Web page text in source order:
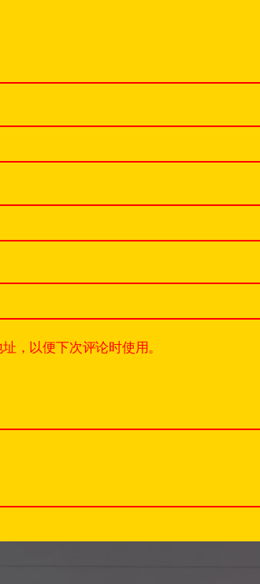
，以便下次评论时使用。